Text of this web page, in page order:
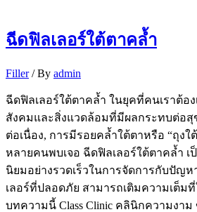
ฉีดฟิลเลอร์ใต้ตาคล้ำ
Filler/ By admin
ฉีดฟิลเลอร์ใต้ตาคล้ำ ในยุคที่คนเราต้อ
สังคมและสิ่งแวดล้อมที่มีผลกระทบต่อสุ
ต่อเนื่อง, การมีรอยคล้ำใต้ตาหรือ “ถุง
หลายคนพบเจอ ฉีดฟิลเลอร์ใต้ตาคล้ำ
นิยมอย่างรวดเร็วในการจัดการกับปัญ
เลอร์ที่ปลอดภัย สามารถเติมความเต็ม
บทความนี้ Class Clinic คลินิกความงา